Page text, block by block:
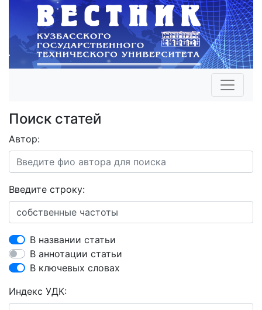
Поиск статей
Автор:
Введите строку:
В названии статьи
В аннотации статьи
В ключевых словах
Индекс УДК: